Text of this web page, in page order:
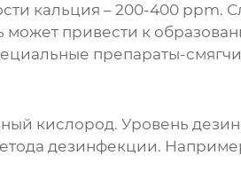
кальция – 200-400 ppm.
может привести к
препараты-
кислород. Уровень
дезинфекции.